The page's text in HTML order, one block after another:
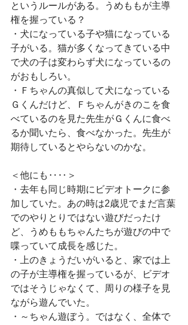
というルールがある。うめももが主導
権を握っている？
・犬になっている子や猫になっている
子がいる。猫が多くなってきている中
で犬の子は変わらず犬になっているの
がおもしろい。
・Ｆちゃんの真似して犬になっている
Ｇくんだけど、Ｆちゃんがきのこを食
べているのを見た先生がＧくんに食べ
るか聞いたら、食べなかった。先生が
期待しているとやらないのかな。
＜他にも‥‥＞
・去年も同じ時期にビデオトークに参
加していた。あの時は2歳児でまだ言葉
でのやりとりではない遊びだったけ
ど、うめももちゃんたちが遊びの中で
喋っていて成長を感じた。
・上のきょうだいがいると、家では上
の子が主導権を握っているが、ビデオ
ではそうじゃなくて、周りの様子を見
ながら遊んでいた。
・～ちゃん遊ぼう。ではなく、全体で